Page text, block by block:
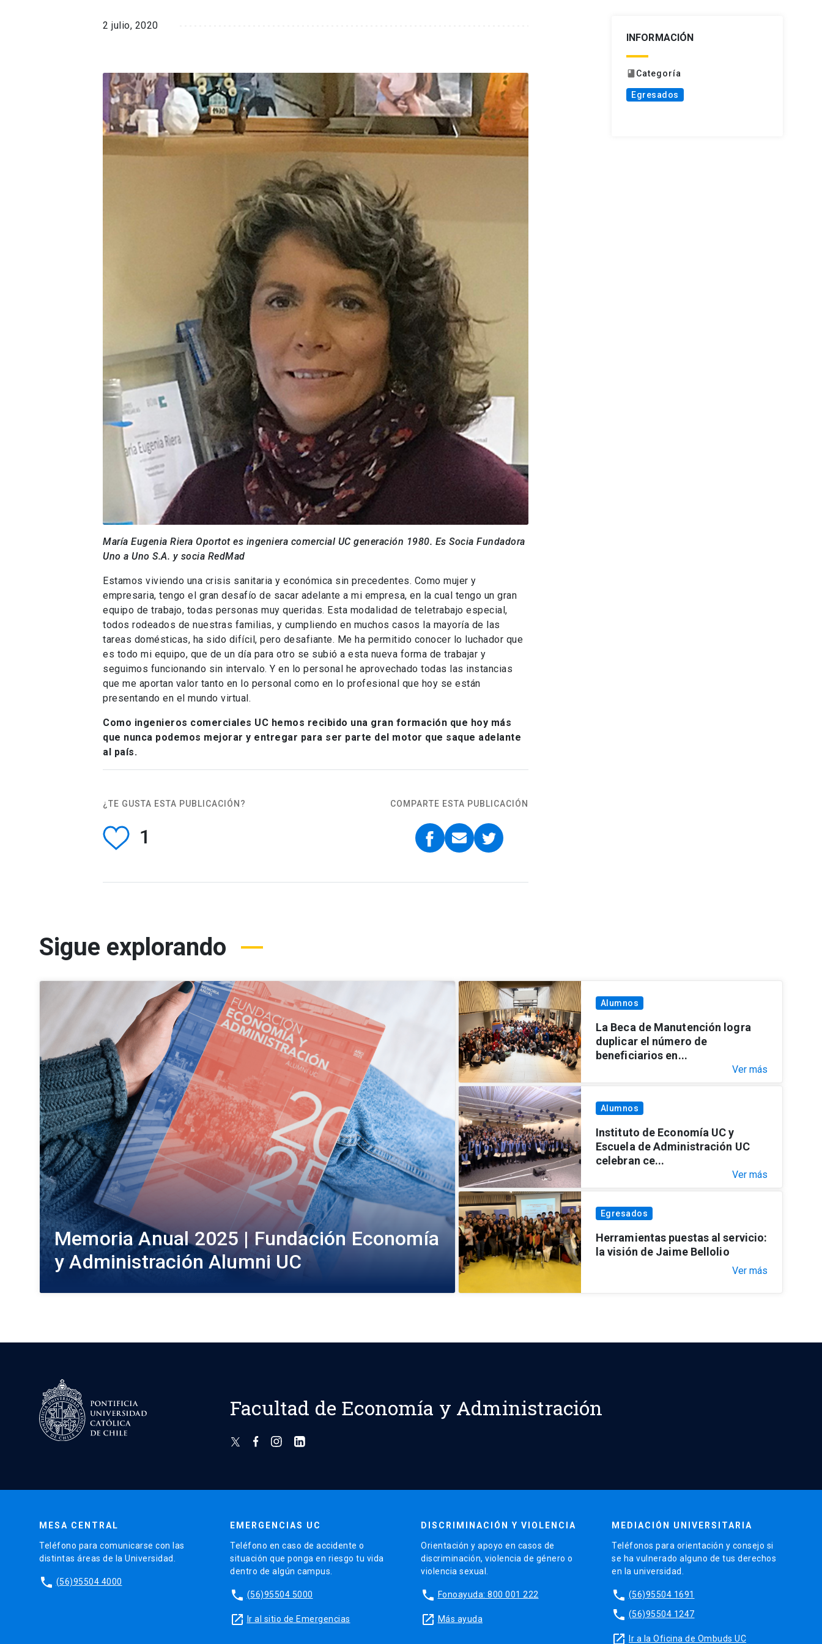
2 julio, 2020
María Eugenia Riera Oportot es ingeniera comercial UC generación 1980. Es Socia Fundadora
Uno a Uno S.A. y socia RedMad
Estamos viviendo una crisis sanitaria y económica sin precedentes. Como mujer y
empresaria, tengo el gran desafío de sacar adelante a mi empresa, en la cual tengo un gran
equipo de trabajo, todas personas muy queridas. Esta modalidad de teletrabajo especial,
todos rodeados de nuestras familias, y cumpliendo en muchos casos la mayoría de las
tareas domésticas, ha sido difícil, pero desafiante. Me ha permitido conocer lo luchador que
es todo mi equipo, que de un día para otro se subió a esta nueva forma de trabajar y
seguimos funcionando sin intervalo. Y en lo personal he aprovechado todas las instancias
que me aportan valor tanto en lo personal como en lo profesional que hoy se están
presentando en el mundo virtual.
Como ingenieros comerciales UC hemos recibido una gran formación que hoy más
que nunca podemos mejorar y entregar para ser parte del motor que saque adelante
al país.
¿TE GUSTA ESTA PUBLICACIÓN?
1
COMPARTE ESTA PUBLICACIÓN
INFORMACIÓN
book Categoría
Egresados
Sigue explorando
Memoria Anual 2025 | Fundación Economía
y Administración Alumni UC
Alumnos
La Beca de Manutención logra
duplicar el número de
beneficiarios en...
Ver más
Alumnos
Instituto de Economía UC y
Escuela de Administración UC
celebran ce...
Ver más
Egresados
Herramientas puestas al servicio:
la visión de Jaime Bellolio
Ver más
Facultad de Economía y Administración
MESA CENTRAL
Teléfono para comunicarse con las
distintas áreas de la Universidad.
phone (56)95504 4000
EMERGENCIAS UC
Teléfono en caso de accidente o
situación que ponga en riesgo tu vida
dentro de algún campus.
phone (56)95504 5000
launch Ir al sitio de Emergencias
DISCRIMINACIÓN Y VIOLENCIA
Orientación y apoyo en casos de
discriminación, violencia de género o
violencia sexual.
phone Fonoayuda: 800 001 222
launch Más ayuda
MEDIACIÓN UNIVERSITARIA
Teléfonos para orientación y consejo si
se ha vulnerado alguno de tus derechos
en la universidad.
phone (56)95504 1691
phone (56)95504 1247
launch Ir a la Oficina de Ombuds UC